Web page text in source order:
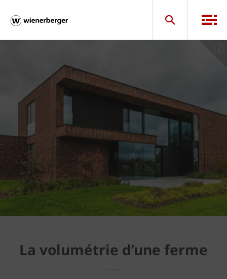
La volumétrie d’une ferme